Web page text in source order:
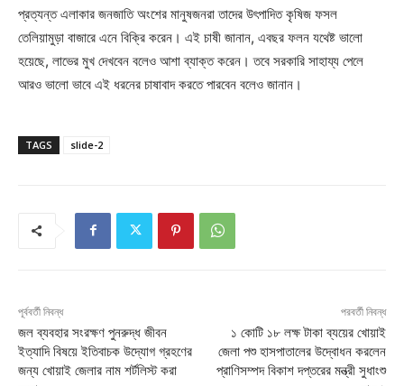
প্রত্যন্ত এলাকার জনজাতি অংশের মানুষজনরা তাদের উৎপাদিত কৃষিজ ফসল
তেলিয়ামুড়া বাজারে এনে বিক্রি করেন। এই চাষী জানান, এবছর ফলন যথেষ্ট ভালো
হয়েছে, লাভের মুখ দেখবেন বলেও আশা ব্যাক্ত করেন। তবে সরকারি সাহায্য পেলে
আরও ভালো ভাবে এই ধরনের চাষাবাদ করতে পারবেন বলেও জানান।
TAGS slide-2
পূর্ববর্তী নিবন্ধ
জল ব্যবহার সংরক্ষণ পুনরুদ্ধ জীবন
ইত্যাদি বিষয়ে ইতিবাচক উদ্যোগ গ্রহণের
জন্য খোয়াই জেলার নাম শর্টলিস্ট করা
পরবর্তী নিবন্ধ
১ কোটি ১৮ লক্ষ টাকা ব্যয়ের খোয়াই
জেলা পশু হাসপাতালের উদ্বোধন করলেন
প্রাণিসম্পদ বিকাশ দপ্তরের মন্ত্রী সুধাংশু